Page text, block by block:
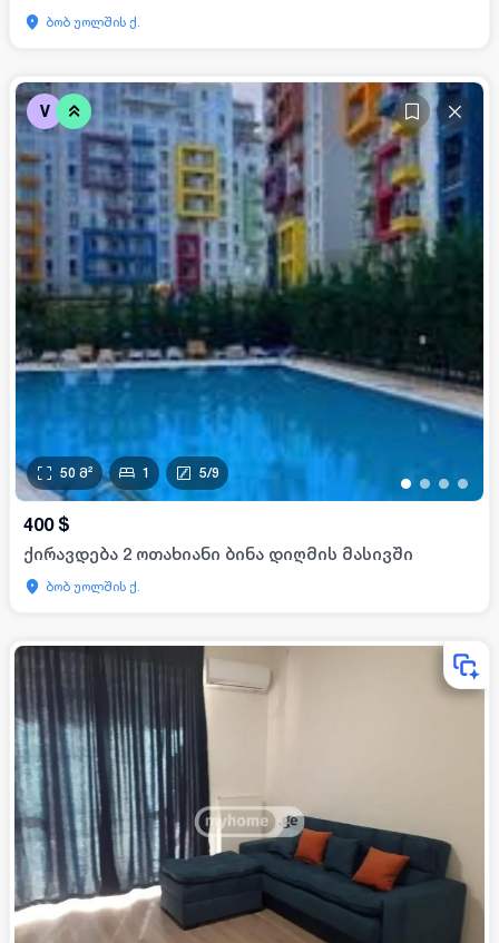
ბობ უოლშის ქ.
V
• • • •
50 მ² 1 5/9
400 $
ქირავდება 2 ოთახიანი ბინა დიღმის მასივში
ბობ უოლშის ქ.